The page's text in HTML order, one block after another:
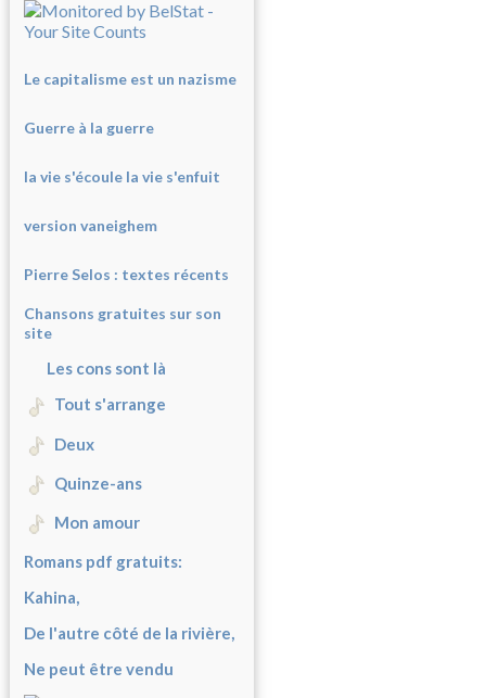
Le capitalisme est un nazisme
Guerre à la guerre
la vie s'écoule la vie s'enfuit
version vaneighem
Pierre Selos : textes récents
Chansons gratuites sur son
site
Les cons sont là
Tout s'arrange
Deux
Quinze-ans
Mon amour
Romans pdf gratuits:
Kahina,
De l'autre côté de la rivière,
Ne peut être vendu